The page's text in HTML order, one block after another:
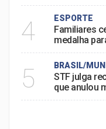
4 ESPORTE
Familiares
medalha
5 BRASIL/
STF julga
que anulou